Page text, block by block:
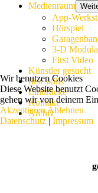
Medienraum
App-
Hörspiel
3-D
First Video
Künstler gesucht
first skills
Eindrücke
Kontakt
Archiv
Wir benutzen Cookies
Diese Website benutzt
gehen wir von deinem
AkzeptierenAblehnen
Datenschutz | Impressum